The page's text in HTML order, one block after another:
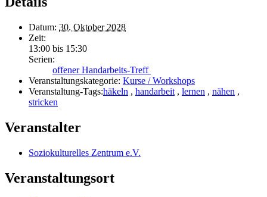
Datum: 30. Oktober 2028
Zeit:
13:00 bis 15:30
Serien:
offener Handarbeits-Treff
Veranstaltungskategorie: Kurse / Workshops
Veranstaltung-Tags:häkeln , handarbeit , lernen , nähen ,
stricken
Veranstalter
Soziokulturelles Zentrum e.V.
Veranstaltungsort